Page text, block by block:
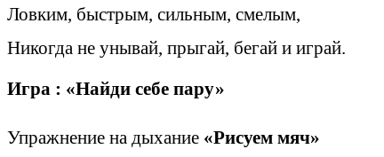
Ловким, быстрым, сильным, смелым,
Никогда не унывай, прыгай, бегай и играй.
Игра : «Найди себе пару»
Упражнение на дыхание «Рисуем мяч»